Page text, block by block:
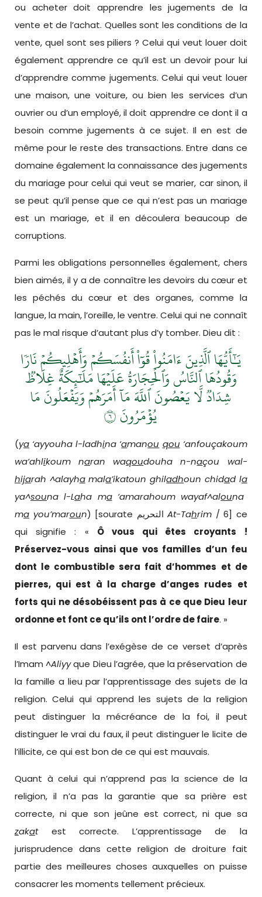
ou acheter doit apprendre les jugements de la
vente et de l’achat. Quelles sont les conditions de la
vente, quel sont ses piliers ? Celui qui veut louer doit
également apprendre ce qu’il est un devoir pour lui
d’apprendre comme jugements. Celui qui veut louer
une maison, une voiture, ou bien les services d’un
ouvrier ou d’un employé, il doit apprendre ce dont il a
besoin comme jugements à ce sujet. Il en est de
même pour le reste des transactions. Entre dans ce
domaine également la connaissance des jugements
du mariage pour celui qui veut se marier, car sinon, il
se peut qu’il pense que ce qui n’est pas un mariage
est un mariage, et il en découlera beaucoup de
corruptions.
Parmi les obligations personnelles également, chers
bien aimés, il y a de connaître les devoirs du cœur et
les péchés du cœur et des organes, comme la
langue, la main, l’oreille, le ventre. Celui qui ne connaît
pas le mal risque d’autant plus d’y tomber. Dieu dit :
يَـٰٓأَيُّهَا ٱلَّذِينَ ءَامَنُواْ قُوٓاْ أَنفُسَكُمۡ وَأَهۡلِيكُمۡ نَارٗا
وَقُودُهَا ٱلنَّاسُ وَٱلۡحِجَارَةُ عَلَيۡهَا مَلَٰٓئِكَةٌ غِلَاظٞ
شِدَادٞ لَّا يَعۡصُونَ ٱللَّهَ مَآ أَمَرَهُمۡ وَيَفۡعَلُونَ مَا
يُؤۡمَرُونَ ٦
(ya ‘ayyouha l-ladhina ‘amanou qou ‘anfouçakoum
wa‘ahlikoum naran waqoudouha n-naçou wal-
hijarah ^alayhamala’ikatoun ghiladhoun chidad la
ya^souna l-Laha ma‘amarahoum wayaf^alouna
ma you’maroun ) [sourate التحريمAt-Tahrim / 6] ce
qui signifie : « Ô vous qui êtes croyants !
Préservez-vous ainsi que vos familles d’un feu
dont le combustible sera fait d’hommes et de
pierres, qui est à la charge d’anges rudes et
forts qui ne désobéissent pas à ce que Dieu leur
ordonne et font ce qu’ils ont l’ordre de faire. »
Il est parvenu dans l’exégèse de ce verset d’après
l’Imam ^Aliyyque Dieu l’agrée, que la préservation de
la famille a lieu par l’apprentissage des sujets de la
religion. Celui qui apprend les sujets de la religion
peut distinguer la mécréance de la foi, il peut
distinguer le vrai du faux, il peut distinguer le licite de
l’illicite, ce qui est bon de ce qui est mauvais.
Quant à celui qui n’apprend pas la science de la
religion, il n’a pas la garantie que sa prière est
correcte, ni que son jeûne est correct, ni que sa
zakatest correcte. L’apprentissage de la
jurisprudence dans cette religion de droiture fait
partie des meilleures choses auxquelles on puisse
consacrer les moments tellement précieux.